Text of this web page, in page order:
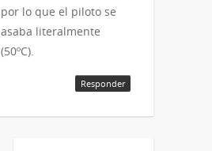
por lo que el piloto se
asaba literalmente
(50ºC).
Responder